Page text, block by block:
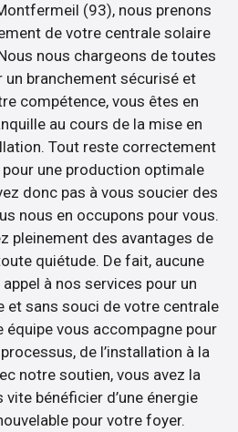
(93), nous prenons
de votre centrale solaire
nous chargeons de toutes
branchement sécurisé et
compétence, vous êtes en
au cours de la mise en
Tout reste correctement
une production optimale
donc pas à vous soucier des
nous en occupons pour vous.
pleinement des avantages de
quiétude. De fait, aucune
à nos services pour un
et sans souci de votre centrale
équipe vous accompagne pour
de l’installation à la
notre soutien, vous avez la
vite bénéficier d’une énergie
pour votre foyer.